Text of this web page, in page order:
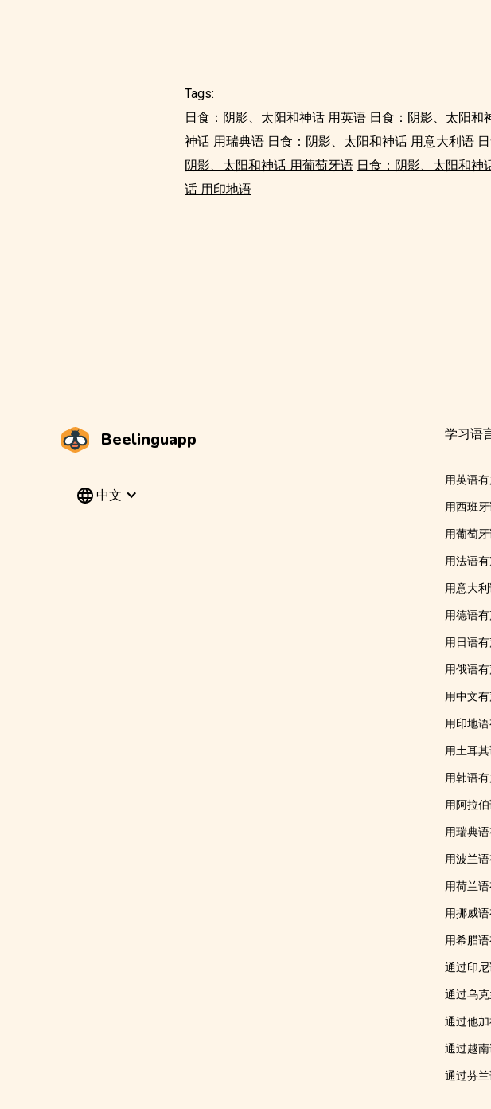
Tags:
日食：阴影、太阳和神话 用英语 日食：阴影、太阳和
神话 用瑞典语 日食：阴影、太阳和神话 用意大利语
阴影、太阳和神话 用葡萄牙语 日食：阴影、太阳和神
话 用印地语
Beelinguapp
中文
学习语
用英语
用西班
用葡萄
用法语
用意大
用德语
用日语
用俄语
用中文
用印地
用土耳
用韩语
用阿拉
用瑞典
用波兰
用荷兰
用挪威
用希腊
通过印
通过乌
通过他
通过越
通过芬